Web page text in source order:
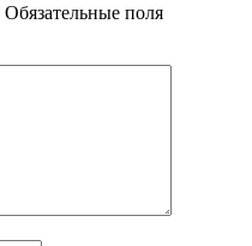
Обязательные поля